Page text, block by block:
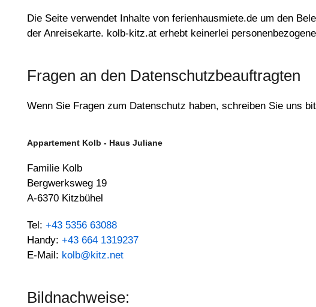
Die Seite verwendet Inhalte von ferienhausmiete.de um den
der Anreisekarte. kolb-kitz.at erhebt keinerlei
Fragen an den Datenschutzbeauftragten
Wenn Sie Fragen zum Datenschutz haben, schreiben Sie uns
Appartement Kolb - Haus Juliane
Familie Kolb
Bergwerksweg 19
A-6370 Kitzbühel
Tel: +43 5356 63088
Handy: +43 664 1319237
E-Mail: kolb@kitz.net
Bildnachweise: